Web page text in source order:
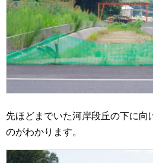
先ほどまでいた河岸段丘の下に向
のがわかります。